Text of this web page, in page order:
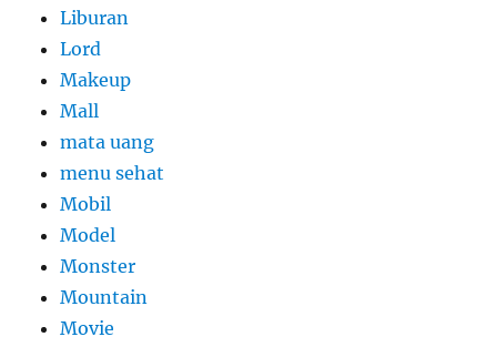
Liburan
Lord
Makeup
Mall
mata uang
menu sehat
Mobil
Model
Monster
Mountain
Movie